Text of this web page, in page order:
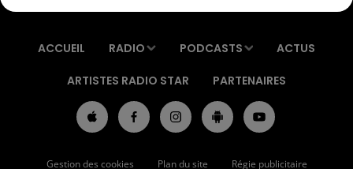
ACCUEIL RADIO PODCASTS ACTUS
ARTISTES RADIO STAR PARTENAIRES
Gestion des cookies Plan du site Régie publicitaire